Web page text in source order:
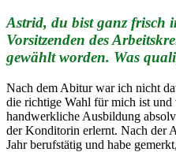
Astrid, du bist ganz frisch
Vorsitzenden des
gewählt worden. Was
Nach dem Abitur war ich nicht
die richtige Wahl für mich ist
handwerkliche Ausbildung
der Konditorin erlernt. Nach der
Jahr berufstätig und habe